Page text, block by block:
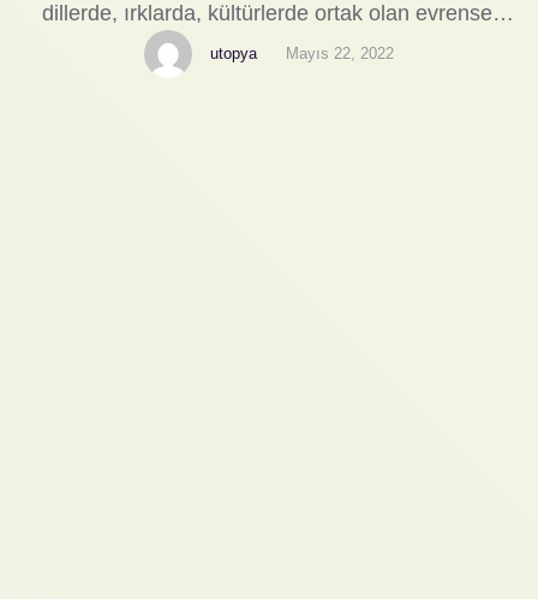
dillerde, ırklarda, kültürlerde ortak olan evrensel
durumlardan biri. Bu kadar kapsamlı iken bu
durum, neden herkes farklı kişilere karşı bir çekim
utopya Mayıs 22, 2022